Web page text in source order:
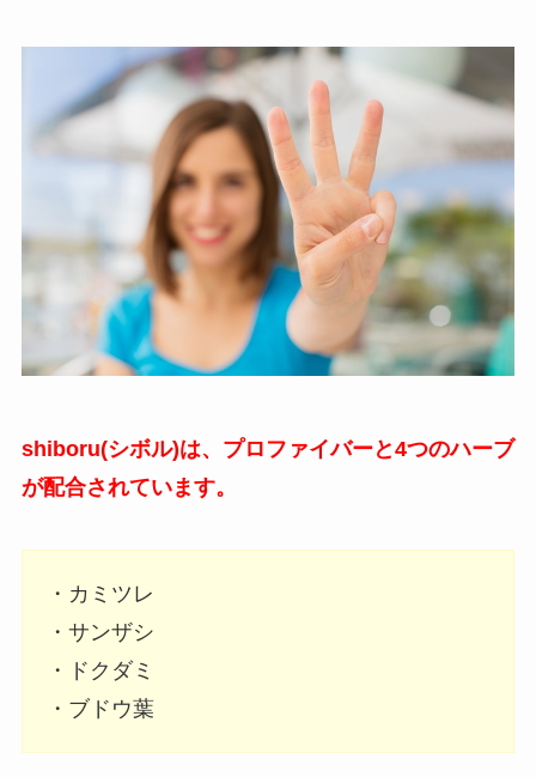
shiboru(シボル)は、プロファイバーと4つのハーブ
が配合されています。
・カミツレ
・サンザシ
・ドクダミ
・ブドウ葉